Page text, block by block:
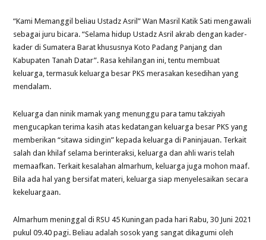
“Kami Memanggil beliau Ustadz Asril” Wan Masril Katik Sati mengawali
sebagai juru bicara. “Selama hidup Ustadz Asril akrab dengan kader-
kader di Sumatera Barat khususnya Koto Padang Panjang dan
Kabupaten Tanah Datar”. Rasa kehilangan ini, tentu membuat
keluarga, termasuk keluarga besar PKS merasakan kesedihan yang
mendalam.
Keluarga dan ninik mamak yang menunggu para tamu takziyah
mengucapkan terima kasih atas kedatangan keluarga besar PKS yang
memberikan “sitawa sidingin” kepada keluarga di Paninjauan. Terkait
salah dan khilaf selama berinteraksi, keluarga dan ahli waris telah
memaafkan. Terkait kesalahan almarhum, keluarga juga mohon maaf.
Bila ada hal yang bersifat materi, keluarga siap menyelesaikan secara
kekeluargaan.
Almarhum meninggal di RSU 45 Kuningan pada hari Rabu, 30 Juni 2021
pukul 09.40 pagi. Beliau adalah sosok yang sangat dikagumi oleh